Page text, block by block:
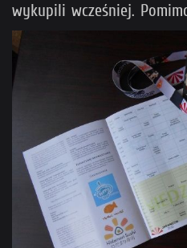
wykupili wcześniej.